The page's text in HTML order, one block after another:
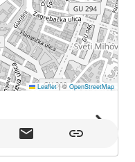
Leaflet |© OpenStreetMap